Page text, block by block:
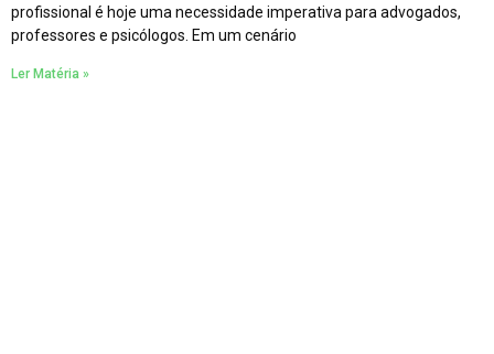
profissional é hoje uma necessidade imperativa para advogados,
professores e psicólogos. Em um cenário
Ler Matéria »